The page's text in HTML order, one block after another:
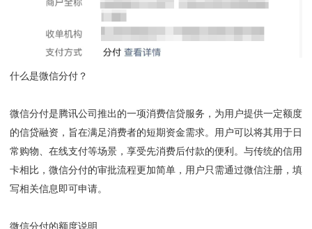
什么是微信分付？
微信分付是腾讯公司推出的一项消费信贷服务，为用户提供一定额度
的信贷融资，旨在满足消费者的短期资金需求。用户可以将其用于日
常购物、在线支付等场景，享受先消费后付款的便利。与传统的信用
卡相比，微信分付的审批流程更加简单，用户只需通过微信注册，填
写相关信息即可申请。
微信分付的额度说明